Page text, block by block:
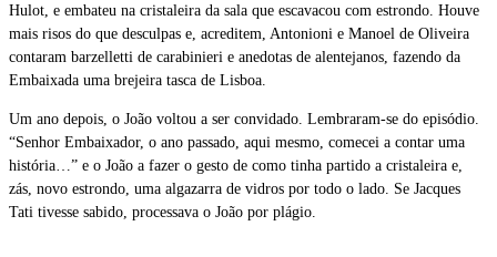
Hulot, e embateu na cristaleira da sala que escavacou com estrondo. Houve
mais risos do que desculpas e, acreditem, Antonioni e Manoel de Oliveira
contaram barzelletti de carabinieri e anedotas de alentejanos, fazendo da
Embaixada uma brejeira tasca de Lisboa.
Um ano depois, o João voltou a ser convidado. Lembraram-se do episódio.
“Senhor Embaixador, o ano passado, aqui mesmo, comecei a contar uma
história…” e o João a fazer o gesto de como tinha partido a cristaleira e,
zás, novo estrondo, uma algazarra de vidros por todo o lado. Se Jacques
Tati tivesse sabido, processava o João por plágio.